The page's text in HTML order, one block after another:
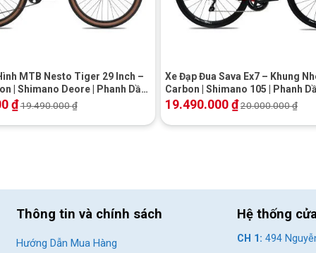
khi di chuển trên những cung đường dằn xóc.
MTB Nesto Tiger 29 Inch –
| Shimano Deore | Phanh Dầu
mãi Hot
₫19.490.000₫
Xe Đạp Đua Sava Ex7 – Khung
Carbon | Shimano 105 | Phanh
Khuyến mãi Hot
19.490.000₫20.000.000₫
Thông tin và chính sách
Hướng Dẫn Mua Hàng
Hệ thống
CH 1: 494